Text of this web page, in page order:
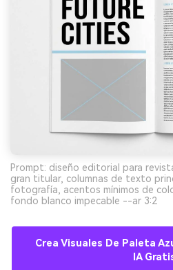
Prompt: diseño editorial para
gran titular, columnas de texto
fotografía, acentos mínimos de
fondo blanco impecable --ar 3:2
Crea Visuales De Paleta
IA